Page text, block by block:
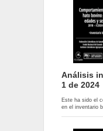
Análisis
1 de 2024
Este ha sido el
en el inventario